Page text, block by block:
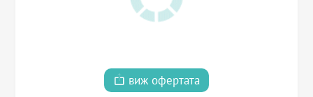
виж офертата